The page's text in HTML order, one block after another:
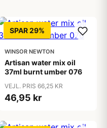
SPAR 29%
WINSOR NEWTON
Artisan water mix oil
37ml burnt umber 076
VEJL. PRIS 66,25 KR
46,95 kr